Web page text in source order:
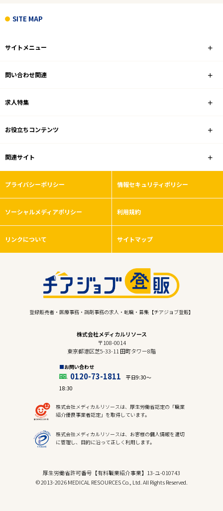
三田市
業種
契約社員
こだわり条件
フリーワード
SITE MAP
サイトメニュー
問い合わせ関連
求人特集
お役立ちコンテンツ
関連サイト
プライバシーポリシー 情報セキュリティポリシー
ソーシャルメディアポリシー 利用規約
リンクについて サイトマップ
登録販売者・医療事務・調剤事務の求人・転職・募集【チアジョブ登販】
株式会社メディカルリソース
〒108-0014
東京都港区芝5-33-11 田町タワー8階
お問い合わせ
0120-73-1811
平日9:30〜
18:30
株式会社メディカルリソースは、厚生労働省認定の「職業
紹介優良事業者認定」を取得しています。
株式会社メディカルリソースは、お客様の個人情報を適切
に管理し、目的に沿って正しく利用します。
厚生労働省許可番号【有料職業紹介事業】13-ユ-010743
© 2013-2026 MEDICAL RESOURCES Co., Ltd. All Rights Reserved.